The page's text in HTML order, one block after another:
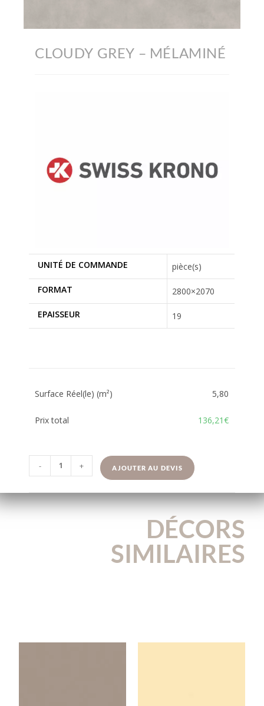
CLOUDY GREY – MÉLAMINÉ
UNITÉ DE COMMANDE pièce(s)
FORMAT 2800×2070
EPAISSEUR 19
Surface Réel(le) (m²) 5,80
Prix total 136,21€
- + AJOUTER AU DEVIS
DÉCORS
SIMILAIRES